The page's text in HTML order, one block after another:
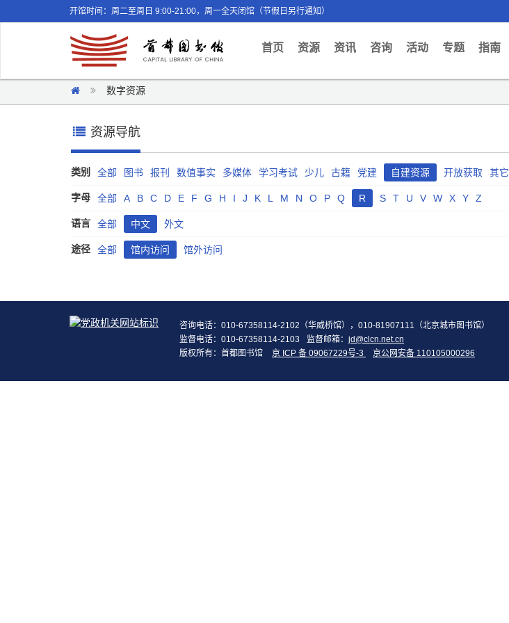
开馆时间：周二至周日 9:00-21:00，周一全天闭馆（节假日另行通知）
首页(current)
资源 资讯 咨询 活动 专题 指南
数字资源
资源导航
类别 全部 图书 报刊 数值事实 多媒体 学习考试 少儿 古籍 党建 自建资源 开放获取 其它
字母 全部 A B C D E F G H I J K L M N O P Q R S T U V W X Y Z
语言 全部 中文 外文
途径 全部 馆内访问 馆外访问
咨询电话：010-67358114-2102（华威桥馆），010-81907111（北京城市图书馆）
监督电话：010-67358114-2103
监督邮箱： jd@clcn.net.cn
版权所有：首都图书馆
京 ICP 备 09067229号-3 京公网安备 110105000296